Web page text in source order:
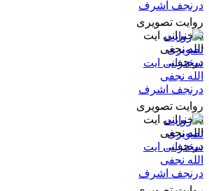
روایت تصویری
سخنرانی ایت
الله نجفی
درنجف...
روایت تصویری
سخنرانی ایت
الله نجفی
درنجف...